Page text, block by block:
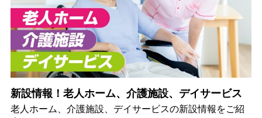
新設情報！老人ホーム、介護施設、デイサービス
老人ホーム、介護施設、デイサービスの新設情報をご紹